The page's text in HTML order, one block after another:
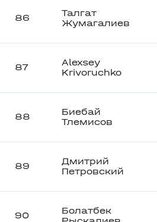
86
Талгат
Жумагалиев
87
Alexsey
Krivoruchko
88
Биебай
Тлемисов
89
Дмитрий
Петровский
90
Болатбек